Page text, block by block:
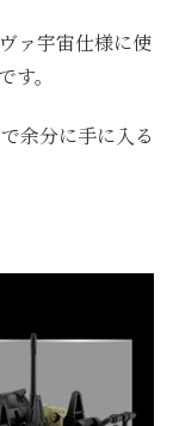
ァ宇宙仕様に使
。
余分に手に入る